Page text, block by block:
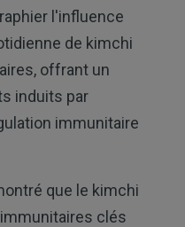
l'influence
de kimchi
offrant un
induits par
immunitaire
que le kimchi
clés